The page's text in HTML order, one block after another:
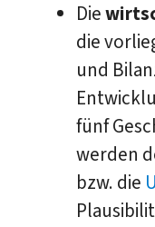
Die
die
und
fünf
werden
bzw. die